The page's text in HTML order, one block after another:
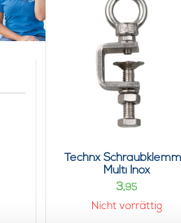
Technx
Multi Inox
3,95
Nicht vorrättig